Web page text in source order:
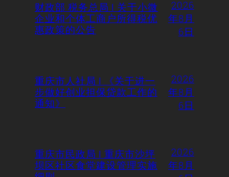
财政部 税务总局 | 关于小微
企业和个体工商户所得税优
惠政策的公告
2026
年8月
6日
重庆市人社局 | 《关于进一
步做好创业担保贷款工作的
通知》
2026
年8月
6日
重庆市民政局 | 重庆市沙坪
坝区社区食堂建设管理实施
2026
年8月